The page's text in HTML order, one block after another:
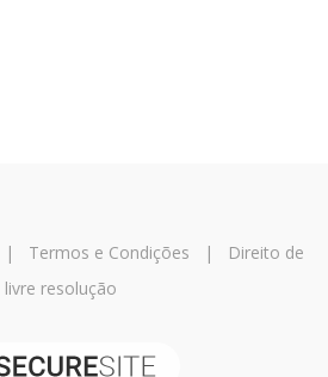
| Termos e Condições |
Direito de
livre resolução